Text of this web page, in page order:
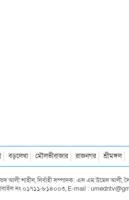
বড়লেখা মৌলভীবাজার রাজনগর শ্রীমঙ্গল
আলী শাহীন, নির্বাহী সম্পাদক: এস এম উমেদ আলী,
নং ০১৭১১-৮১৪০০৩, E-mail :